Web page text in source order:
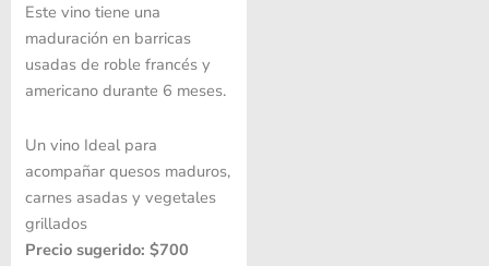
Este vino tiene una
maduración en barricas
usadas de roble francés y
americano durante 6 meses.
Un vino Ideal para
acompañar quesos maduros,
carnes asadas y vegetales
grillados
Precio sugerido: $700